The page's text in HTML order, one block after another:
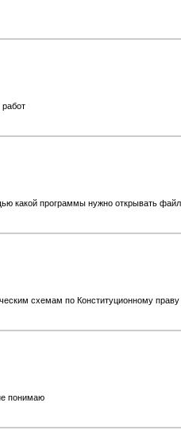
какой программы нужно открывать
схемам по Конституционному
понимаю